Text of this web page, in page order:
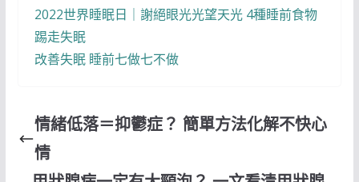
2022世界睡眠日｜謝絕眼光光望天光 4種睡前食物
踢走失眠
改善失眠 睡前七做七不做
情緒低落＝抑鬱症？ 簡單方法化解不快心
情